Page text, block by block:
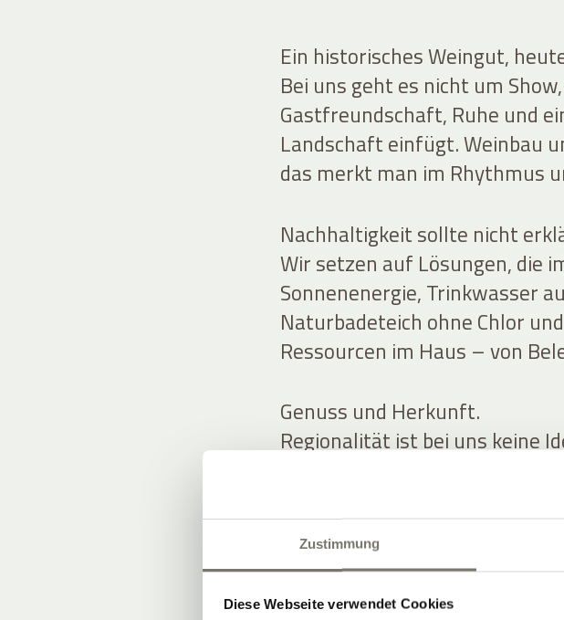
Zustimmung
Diese Webseite verwendet Cookies
Ein historisches Weingut,
Bei uns geht es nicht um
Gastfreundschaft, Ruhe und
Landschaft einfügt. Weinbau
das merkt man im Rhythmus
Nachhaltigkeit sollte nicht
Wir setzen auf Lösungen, die
Sonnenenergie, Trinkwasser
Naturbadeteich ohne Chlor
Ressourcen im Haus – von
Genuss und Herkunft.
Regionalität ist bei uns keine
einer starken regionalen